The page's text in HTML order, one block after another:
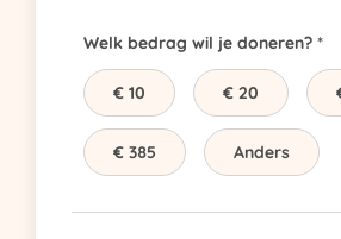
Welk bedrag wil je doneren?
€ 10 € 20
€ 385 Anders